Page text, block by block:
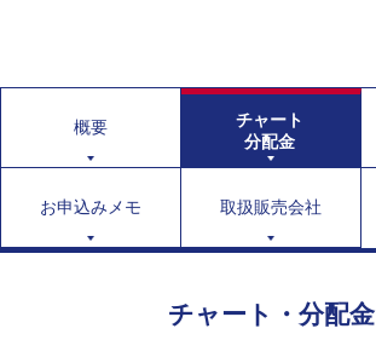
概要
チャート
分配金
お申込みメモ 取扱販売会社
チャート・分配金